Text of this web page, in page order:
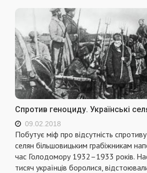
Спротив геноциду. Українські
09.02.2018
Побутує міф про відсутність
селян більшовицьким грабіжникам
час Голодомору 1932–1933 років.
тисяч українців боролися,